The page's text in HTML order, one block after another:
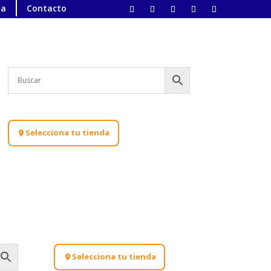
Contacto
Selecciona tu tienda
Selecciona tu tienda